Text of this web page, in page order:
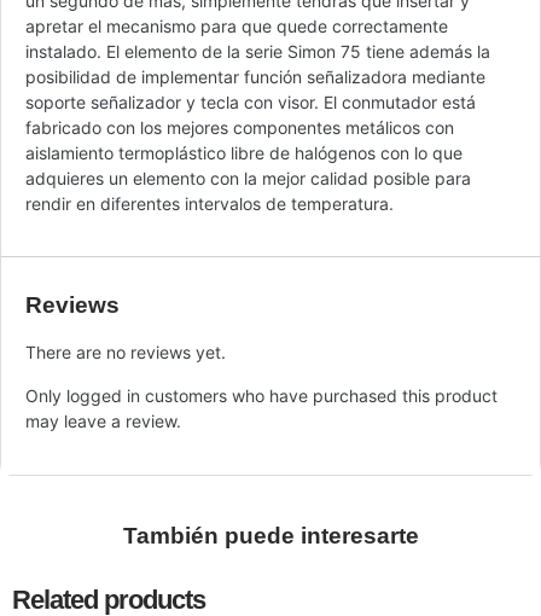
apretar el mecanismo para que quede correctamente
instalado. El elemento de la serie Simon 75 tiene además la
posibilidad de implementar función señalizadora mediante
soporte señalizador y tecla con visor. El conmutador está
fabricado con los mejores componentes metálicos con
aislamiento termoplástico libre de halógenos con lo que
adquieres un elemento con la mejor calidad posible para
rendir en diferentes intervalos de temperatura.
Reviews
There are no reviews yet.
Only logged in customers who have purchased this product
may leave a review.
También puede interesarte
Related products